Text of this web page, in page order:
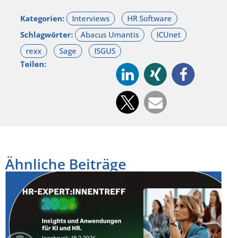
Kategorien:
Schlagwörter:
Teilen:
Ähnliche Beiträge